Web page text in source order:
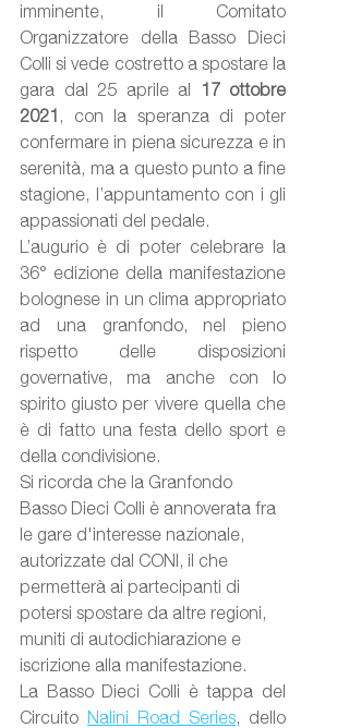
imminente, il Comitato
Organizzatore della Basso Dieci
Colli si vede costretto a spostare la
gara dal 25 aprile al
17 ottobre
2021 , con la speranza di poter
confermare in piena sicurezza e in
serenità, ma a questo punto a fine
stagione, l’appuntamento con i gli
appassionati del pedale.
L’augurio è di poter celebrare la
36° edizione della manifestazione
bolognese in un clima appropriato
ad una granfondo, nel pieno
rispetto delle disposizioni
governative, ma anche con lo
spirito giusto per vivere quella che
è di fatto una festa dello sport e
della condivisione.
Si ricorda che la Granfondo
Basso Dieci Colli è annoverata fra
le gare d'interesse nazionale,
autorizzate dal CONI, il che
permetterà ai partecipanti di
potersi spostare da altre regioni,
muniti di autodichiarazione e
iscrizione alla manifestazione.
La Basso Dieci Colli è tappa del
Circuito Nalini Road Series,